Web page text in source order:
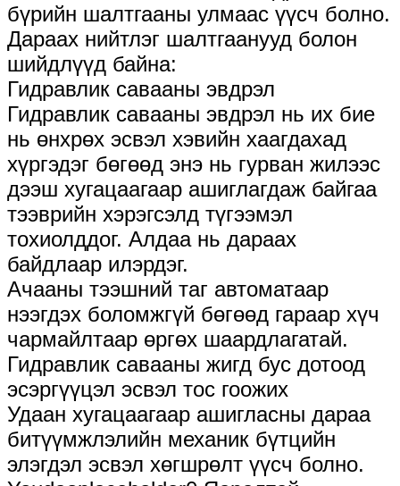
бүрийн шалтгааны улмаас үүсч болно.
Дараах нийтлэг шалтгаанууд болон
шийдлүүд байна:
Гидравлик савааны эвдрэл
Гидравлик савааны эвдрэл нь их бие
нь өнхрөх эсвэл хэвийн хаагдахад
хүргэдэг бөгөөд энэ нь гурван жилээс
дээш хугацаагаар ашиглагдаж байгаа
тээврийн хэрэгсэлд түгээмэл
тохиолддог. Алдаа нь дараах
байдлаар илэрдэг.
Ачааны тээшний таг автоматаар
нээгдэх боломжгүй бөгөөд гараар хүч
чармайлтаар өргөх шаардлагатай.
Гидравлик савааны жигд бус дотоод
эсэргүүцэл эсвэл тос гоожих
Удаан хугацаагаар ашигласны дараа
битүүмжлэлийн механик бүтцийн
элэгдэл эсвэл хөгшрөлт үүсч болно.